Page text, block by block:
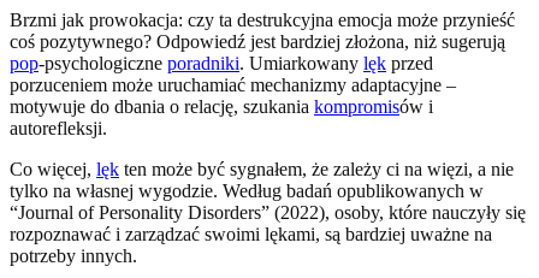
Brzmi jak prowokacja: czy ta destrukcyjna emocja może przynieść
coś pozytywnego? Odpowiedź jest bardziej złożona, niż sugerują
pop-psychologiczne poradniki. Umiarkowany lęk przed
porzuceniem może uruchamiać mechanizmy adaptacyjne –
motywuje do dbania o relację, szukania kompromisów i
autorefleksji.
Co więcej, lęk ten może być sygnałem, że zależy ci na więzi, a nie
tylko na własnej wygodzie. Według badań opublikowanych w
“Journal of Personality Disorders” (2022), osoby, które nauczyły się
rozpoznawać i zarządzać swoimi lękami, są bardziej uważne na
potrzeby innych.